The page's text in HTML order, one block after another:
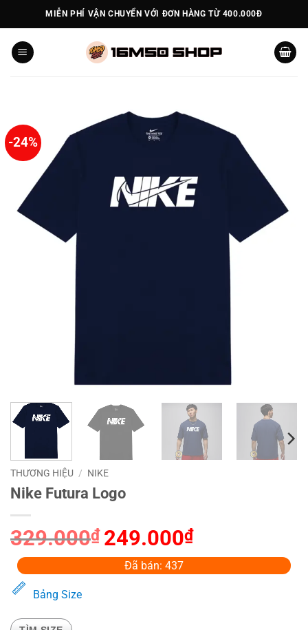
qua
nội
dung
MIỄN PHÍ VẬN CHUYỂN VỚI ĐƠN HÀNG TỪ 400.000Đ
-24%
THƯƠNG HIỆU / NIKE
Nike Futura Logo
329.000₫ Giá
gốc
249.000₫Giá
Đã bán: 437
Bảng Size